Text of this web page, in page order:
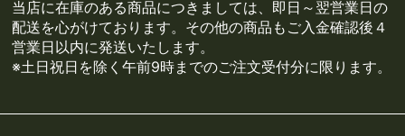
当店に在庫のある商品につきましては、即日～翌営業日の
配送を心がけております。その他の商品もご入金確認後４
営業日以内に発送いたします。
※土日祝日を除く午前9時までのご注文受付分に限ります。